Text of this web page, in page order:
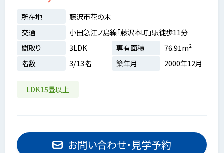
所在地
藤沢市花の木
交通
小田急江ノ島線「藤沢本町」駅徒歩11分
間取り
3LDK 専有面積
76.91m²
階数
3/13階 築年月 2000年12月
LDK15畳以上
お問い合わせ・見学予約